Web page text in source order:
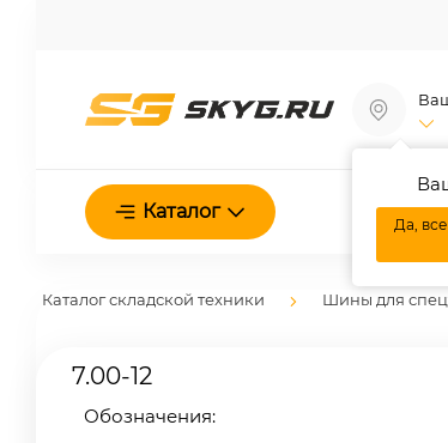
Да,
Каталог
Каталог складской техники Шины для
7.00-12
Обозначения: